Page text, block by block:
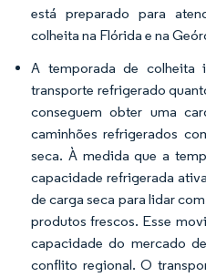
está preparado para
colheita na Flórida e na
A temporada de colheita
transporte refrigerado
conseguem obter uma
caminhões refrigerados
seca. À medida que a
capacidade refrigerada
de carga seca para lidar
produtos frescos. Esse
capacidade do mercado
conflito regional. O